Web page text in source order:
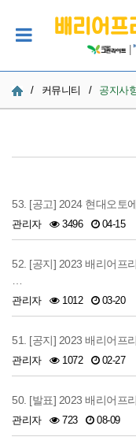
|
/ 커뮤니티 / 공지사
사
참
53. [공고] 2024 현대오토
관리자 3496 04-15
52. [공지] 2023 배리어프
…
관리자 1012 03-20
51. [공지] 2023 배리어프
관리자 1072 02-27
50. [발표] 2023 배리어프
관리자 723 08-09